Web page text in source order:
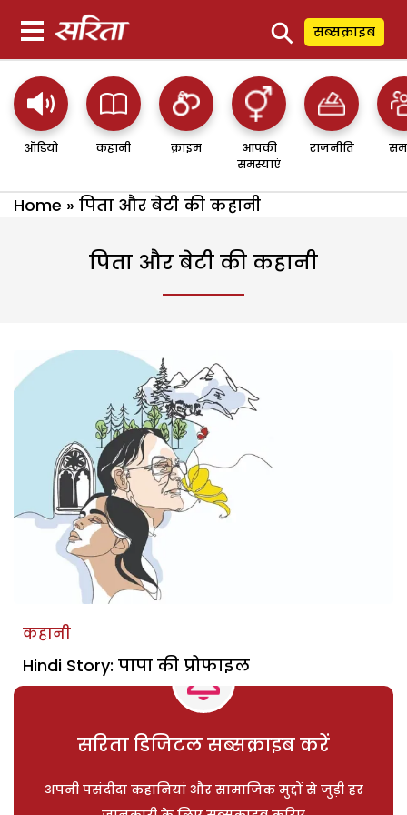
⚲ सब्सक्राइब
ऑडियो कहानी क्राइम
आपकी
समस्याएं
राजनीति
Home » पिता और बेटी की कहानी
पिता और बेटी की कहानी
कहानी
Hindi Story: पापा की प्रोफाइल
सरिता डिजिटल सब्सक्राइब करें
अपनी पसंदीदा कहानियां और सामाजिक मुद्दों से जुड़ी हर